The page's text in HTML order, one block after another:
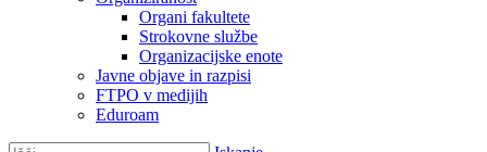
Organi fakultete
Strokovne službe
Organizacijske enote
Javne objave in razpisi
FTPO v medijih
Eduroam